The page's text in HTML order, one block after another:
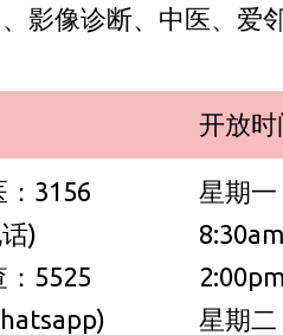
影像诊断、中医、爱
开放时
：3156
)
：5525
星期一
星期二